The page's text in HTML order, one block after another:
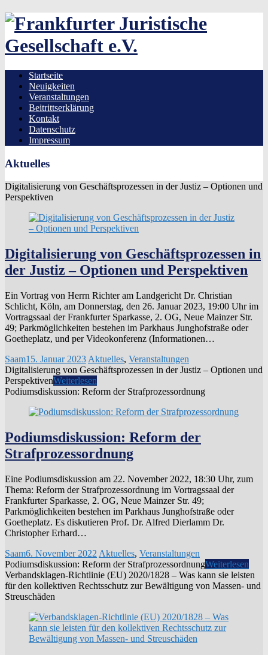
Skip
content
Startseite
Neuigkeiten
Veranstaltungen
Beitrittserklärung
Kontakt
Datenschutz
Impressum
Aktuelles
Digitalisierung von Geschäftsprozessen in der Justiz – Optionen und
Perspektiven
Digitalisierung von Geschäftsprozessen in
der Justiz – Optionen und Perspektiven
Ein Vortrag von Herrn Richter am Landgericht Dr. Christian
Schlicht, Köln, am Donnerstag, den 26. Januar 2023, 19:00 Uhr im
Vortragssaal der Frankfurter Sparkasse, 2. OG, Neue Mainzer Str.
49; Parkmöglichkeiten bestehen im Parkhaus Junghofstraße oder
Goetheplatz, und per Videokonferenz (Informationen…
Saam15. Januar 2023 Aktuelles, Veranstaltungen
Digitalisierung von Geschäftsprozessen in der Justiz – Optionen und
PerspektivenWeiterlesen
Podiumsdiskussion: Reform der Strafprozessordnung
Podiumsdiskussion: Reform der
Strafprozessordnung
Eine Podiumsdiskussion am 22. November 2022, 18:30 Uhr, zum
Thema: Reform der Strafprozessordnung im Vortragssaal der
Frankfurter Sparkasse, 2. OG, Neue Mainzer Str. 49;
Parkmöglichkeiten bestehen im Parkhaus Junghofstraße oder
Goetheplatz. Es diskutieren Prof. Dr. Alfred Dierlamm Dr.
Christopher Erhard…
Saam6. November 2022 Aktuelles, Veranstaltungen
Podiumsdiskussion: Reform der StrafprozessordnungWeiterlesen
Verbandsklagen-Richtlinie (EU) 2020/1828 – Was kann sie leisten
für den kollektiven Rechtsschutz zur Bewältigung von Massen- und
Streuschäden